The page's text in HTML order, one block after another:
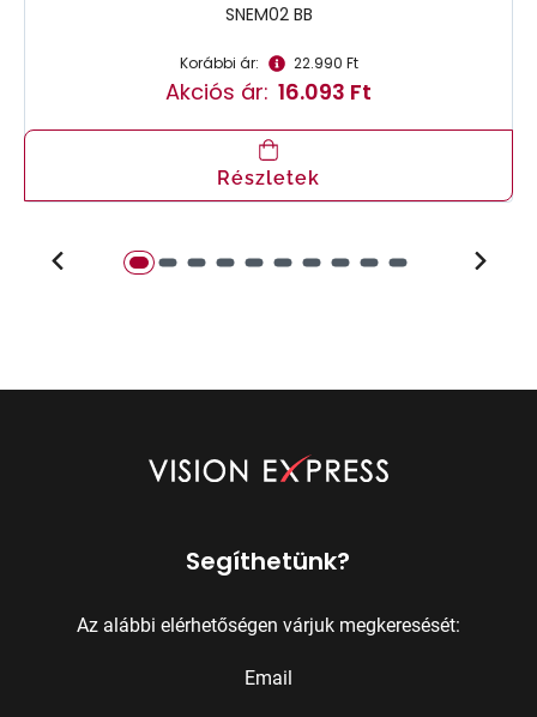
SNEM02 BB
Korábbi ár: 22.990 Ft
Akciós ár: 16.093 Ft
Részletek
Segíthetünk?
Az alábbi elérhetőségen várjuk megkeresését:
Email